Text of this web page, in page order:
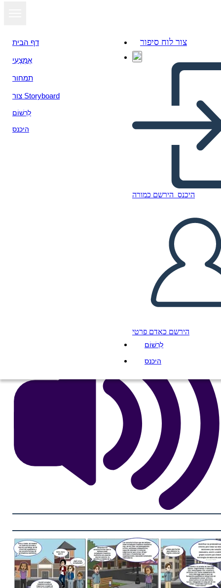
דף הבית
אֶמְצָעִי
תמחור
צור Storyboard
לִרְשׁוֹם
היכנס
צור לוח סיפור
היכנס הירשם כמורה
הירשם כאדם פרטי
לִרְשׁוֹם
היכנס
Storyboard estudiante